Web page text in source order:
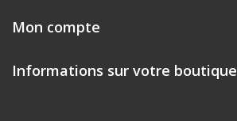
Mon compte
Informations sur votre boutique